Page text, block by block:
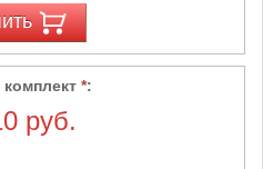
*:
руб.